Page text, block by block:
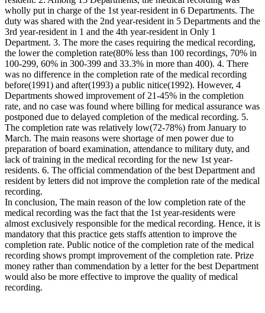
wholly put in charge of the 1st year-resident in 6 Departments. The
duty was shared with the 2nd year-resident in 5 Departments and the
3rd year-resident in 1 and the 4th year-resident in Only 1
Department. 3. The more the cases requiring the medical recording,
the lower the completion rate(80% less than 100 recordings, 70% in
100-299, 60% in 300-399 and 33.3% in more than 400). 4. There
was no difference in the completion rate of the medical recording
before(1991) and after(1993) a public nitice(1992). However, 4
Departments showed improvement of 21-45% in the completion
rate, and no case was found where billing for medical assurance was
postponed due to delayed completion of the medical recording. 5.
The completion rate was relatively low(72-78%) from January to
March. The main reasons were shortage of men power due to
preparation of board examination, attendance to military duty, and
lack of training in the medical recording for the new 1st year-
residents. 6. The official commendation of the best Department and
resident by letters did not improve the completion rate of the medical
recording.
In conclusion, The main reason of the low completion rate of the
medical recording was the fact that the 1st year-residents were
almost exclusively responsible for the medical recording. Hence, it is
mandatory that this practice gets staffs attention to improve the
completion rate. Public notice of the completion rate of the medical
recording shows prompt improvement of the completion rate. Prize
money rather than commendation by a letter for the best Department
would also be more effective to improve the quality of medical
recording.